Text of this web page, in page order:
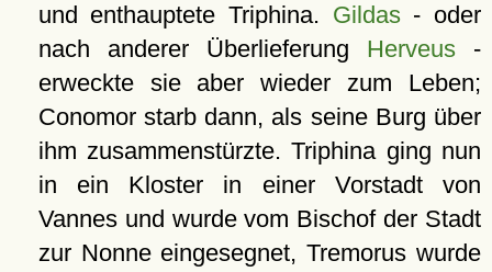
und enthauptete Triphina. Gildas- oder
nach anderer Überlieferung Herveus-
erweckte sie aber wieder zum Leben;
Conomor starb dann, als seine Burg über
ihm zusammenstürzte. Triphina ging nun
in ein Kloster in einer Vorstadt von
Vannes und wurde vom Bischof der Stadt
zur Nonne eingesegnet, Tremorus wurde